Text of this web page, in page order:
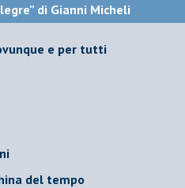
di Gianni Micheli
e per tutti
del tempo